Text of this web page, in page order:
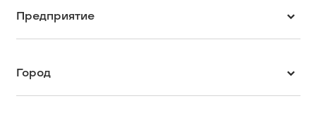
Предприятие
Город